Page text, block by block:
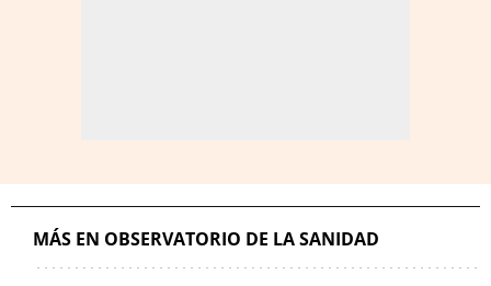
MÁS EN OBSERVATORIO DE LA SANIDAD